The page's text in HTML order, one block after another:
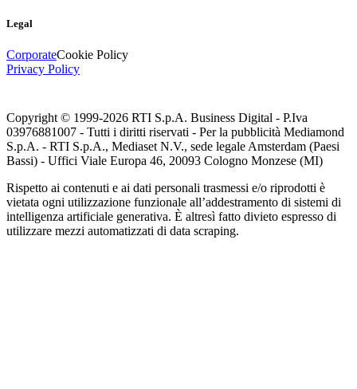
Legal
CorporateCookie Policy
Privacy Policy
Copyright © 1999-2026 RTI S.p.A. Business Digital - P.Iva
03976881007 - Tutti i diritti riservati - Per la pubblicità Mediamond
S.p.A. - RTI S.p.A., Mediaset N.V., sede legale Amsterdam (Paesi
Bassi) - Uffici Viale Europa 46, 20093 Cologno Monzese (MI)
Rispetto ai contenuti e ai dati personali trasmessi e/o riprodotti è
vietata ogni utilizzazione funzionale all’addestramento di sistemi di
intelligenza artificiale generativa. È altresì fatto divieto espresso di
utilizzare mezzi automatizzati di data scraping.